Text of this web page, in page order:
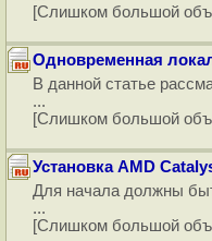
[Слишком большой
Одновременная
В данной статье
...
[Слишком большой
Установка AMD
Для начала должны
...
[Слишком большой